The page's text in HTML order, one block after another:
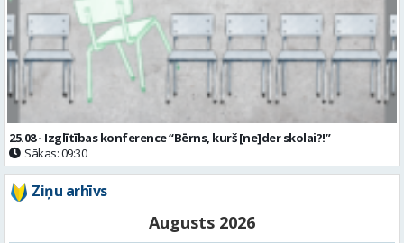
25.08 - Izglītības konference “Bērns, kurš [ne]der skolai?!”
Sākas: 09:30
Ziņu arhīvs
Augusts 2026